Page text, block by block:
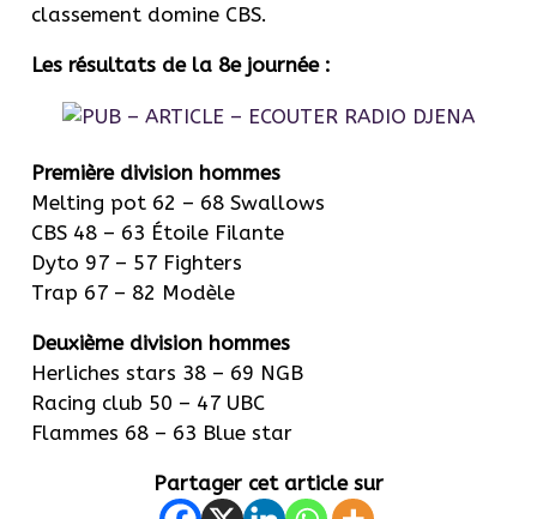
classement domine CBS.
Les résultats de la 8e journée :
Première division hommes
Melting pot 62 – 68 Swallows
CBS 48 – 63 Étoile Filante
Dyto 97 – 57 Fighters
Trap 67 – 82 Modèle
Deuxième division hommes
Herliches stars 38 – 69 NGB
Racing club 50 – 47 UBC
Flammes 68 – 63 Blue star
Partager cet article sur